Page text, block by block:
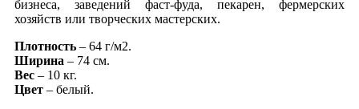
бизнеса, заведений фаст-фуда, пекарен, фермерских
хозяйств или творческих мастерских.
Плотность – 64 г/м2.
Ширина – 74 см.
Вес – 10 кг.
Цвет – белый.